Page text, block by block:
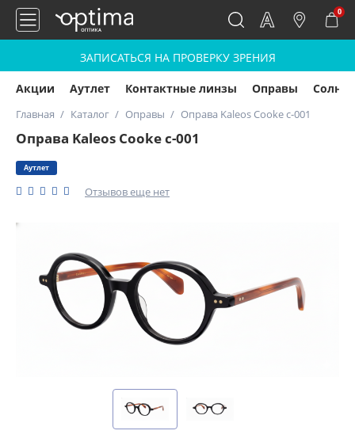
0
ЗАПИСАТЬСЯ НА ПРОВЕРКУ ЗРЕНИЯ
Акции Аутлет Контактные линзы Оправы
Главная Каталог Оправы Оправа Kaleos Cooke c-001
Оправа Kaleos Cooke c-001
Аутлет
Отзывов еще нет